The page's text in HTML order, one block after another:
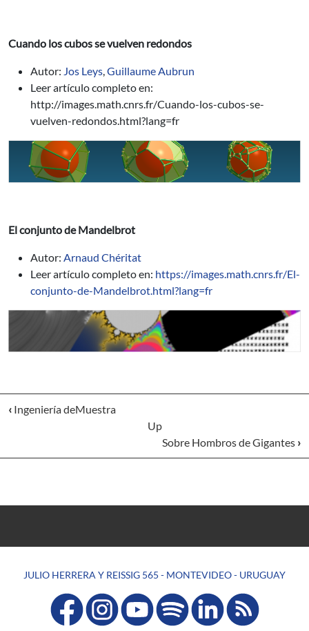
Cuando los cubos se vuelven redondos
Autor: Jos Leys,Guillaume Aubrun
Leer artículo completo en:
http://images.math.cnrs.fr/Cuando-los-cubos-se-
vuelven-redondos.html?lang=fr
El conjunto de Mandelbrot
Autor: Arnaud Chéritat
Leer artículo completo en: https://images.math.cnrs.fr/El-
conjunto-de-Mandelbrot.html?lang=fr
‹ Ingeniería deMuestra
Up
Sobre Hombros de Gigantes ›
JULIO HERRERA Y REISSIG 565 - MONTEVIDEO - URUGUAY